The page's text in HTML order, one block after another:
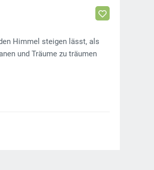
Himmel steigen lässt, als
und Träume zu träumen